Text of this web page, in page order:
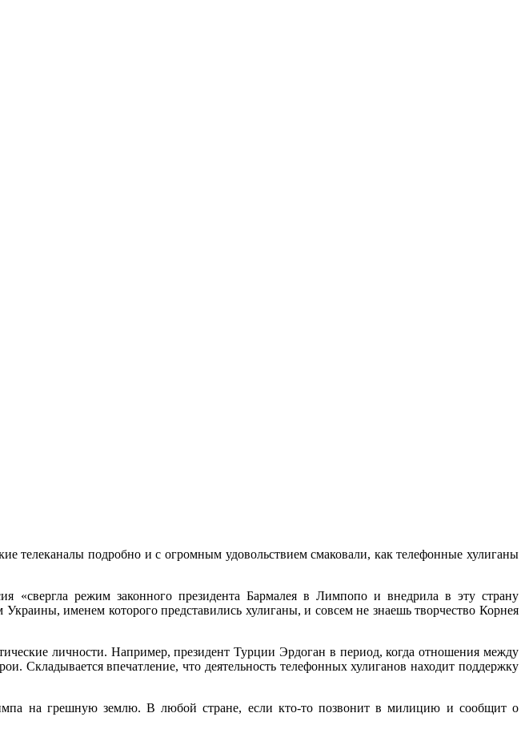
телеканалы подробно и с огромным удовольствием смаковали, как телефонные хулиганы
«свергла режим законного президента Бармалея в Лимпопо и внедрила в эту страну
именем которого представились хулиганы, и совсем не знаешь творчество Корнея
личности. Например, президент Турции Эрдоган в период, когда отношения между
Складывается впечатление, что деятельность телефонных хулиганов находит поддержку
на грешную землю. В любой стране, если кто-то позвонит в милицию и сообщит о